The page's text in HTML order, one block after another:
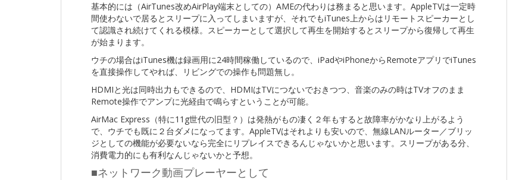
基本的には（AirTunes改めAirPlay端末としての）AMEの代わりは務まると思います。AppleTVは一定時
間使わないで居るとスリープに入ってしまいますが、それでもiTunes上からはリモートスピーカーとし
て認識され続けてくれる模様。スピーカーとして選択して再生を開始するとスリープから復帰して再生
が始まります。
ウチの場合はiTunes機は録画用に24時間稼働しているので、iPadやiPhoneからRemoteアプリでiTunes
を直接操作してやれば、リビングでの操作も問題無し。
HDMIと光は同時出力もできるので、HDMIはTVにつないでおきつつ、音楽のみの時はTVオフのまま
Remote操作でアンプに光経由で鳴らすということが可能。
AirMac Express（特に11g世代の旧型？）は発熱がもの凄く２年もすると故障率がかなり上がるよう
で、ウチでも既に２台ダメになってます。AppleTVはそれよりも安いので、無線LANルーター／ブリッ
ジとしての機能が必要ないなら完全にリプレイスできるんじゃないかと思います。スリープがある分、
消費電力的にも有利なんじゃないかと予想。
■ネットワーク動画プレーヤーとして